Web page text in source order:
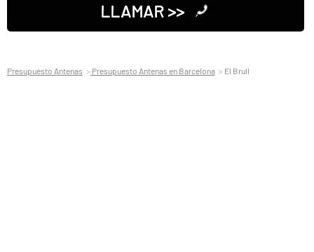
LLAMAR >>
Presupuesto Antenas Presupuesto Antenas en Barcelona El Brull